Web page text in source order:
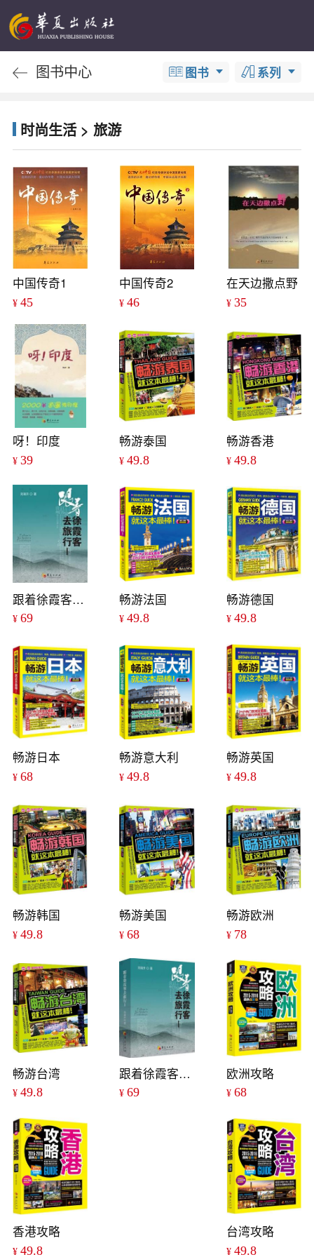
图书中心 图书 系列
时尚生活 > 旅游
中国传奇1
¥ 45
中国传奇2
¥46
在天边撒点野
¥ 35
呀！印度
¥ 39
畅游泰国
¥49.8
畅游香港
¥ 49.8
跟着徐霞客去旅行I
¥ 69
畅游法国
¥49.8
畅游德国
¥ 49.8
畅游日本
¥ 68
畅游意大利
¥49.8
畅游英国
¥ 49.8
畅游韩国
¥ 49.8
畅游美国
¥68
畅游欧洲
¥ 78
畅游台湾
¥ 49.8
跟着徐霞客去旅行
¥69
欧洲攻略
¥ 68
香港攻略
¥ 49.8
台湾攻略
¥ 49.8